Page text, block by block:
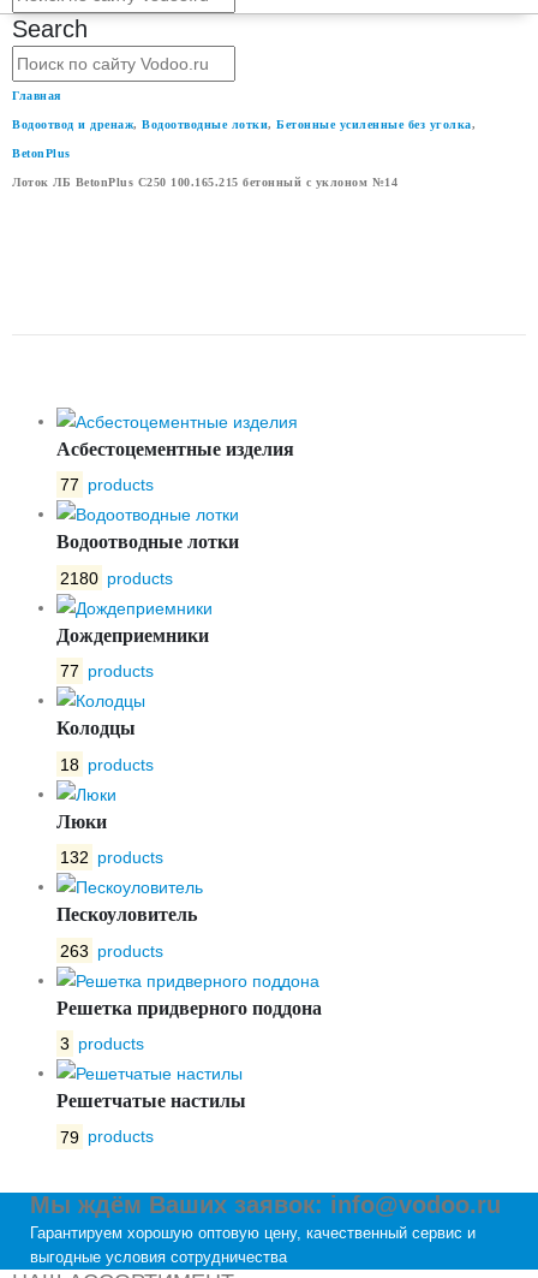
Search
Главная
Водоотвод и дренаж, Водоотводные лотки, Бетонные усиленные без уголка,
BetonPlus
Лоток ЛБ BetonPlus C250 100.165.215 бетонный с уклоном №14
Асбестоцементные изделия
77 products
Водоотводные лотки
2180 products
Дождеприемники
77 products
Колодцы
18 products
Люки
132 products
Пескоуловитель
263 products
Решетка придверного поддона
3 products
Решетчатые настилы
79 products
Мы ждём Ваших заявок: info@vodoo.ru
Гарантируем хорошую оптовую цену, качественный сервис и
выгодные условия сотрудничества